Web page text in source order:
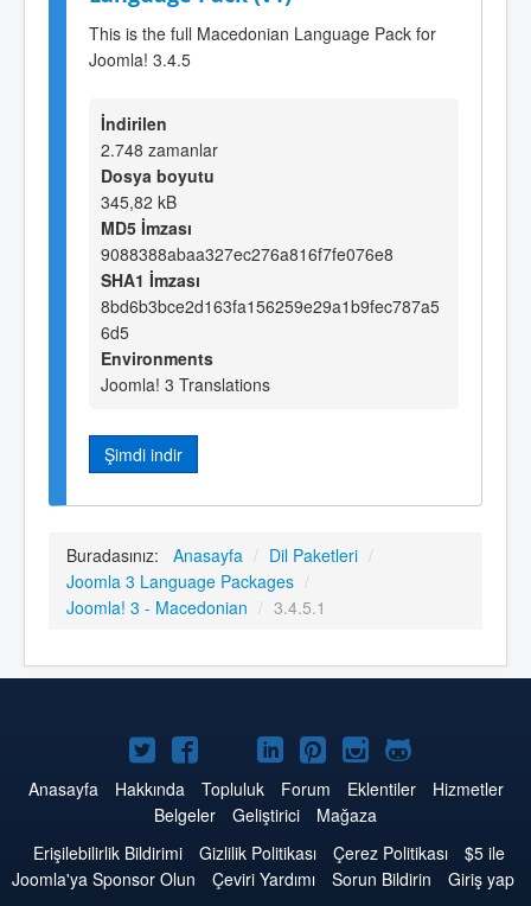
This is the full Macedonian Language Pack for
Joomla! 3.4.5
İndirilen
2.748 zamanlar
Dosya boyutu
345,82 kB
MD5 İmzası
9088388abaa327ec276a816f7fe076e8
SHA1 İmzası
8bd6b3bce2d163fa156259e29a1b9fec787a5
6d5
Environments
Joomla! 3 Translations
Şimdi indir
Buradasınız: Anasayfa / Dil Paketleri /
Joomla 3 Language Packages /
Joomla! 3 - Macedonian / 3.4.5.1
Twitter'da
Joomla
Facebook'da
Joomla
YouTube'da
Joomla
LinkedIn'de
Joomla
Pinterest'de
Joomla
Instagram'da
Joomla
GitHub'da
Joomla
Anasayfa Hakkında Topluluk Forum Eklentiler
Hizmetler
Belgeler
Geliştirici
Mağaza
Erişilebilirlik Bildirimi
Gizlilik Politikası Çerez Politikası
$5 ile
Joomla'ya Sponsor Olun
Çeviri Yardımı Sorun Bildirin
Giriş yap